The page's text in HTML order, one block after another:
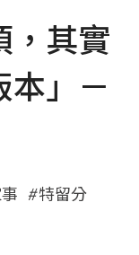
，其實
本」－
特留分